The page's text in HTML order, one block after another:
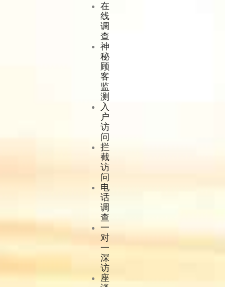
在
线
调
查
神
秘
顾
客
监
测
入
户
访
问
拦
截
访
问
电
话
调
查
一
对
一
深
访
座